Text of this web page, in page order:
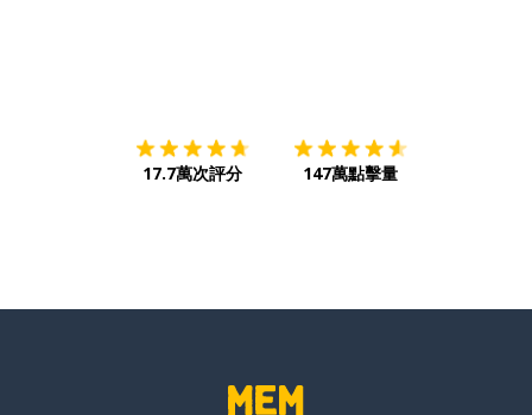
17.7萬次評分 147萬點擊量